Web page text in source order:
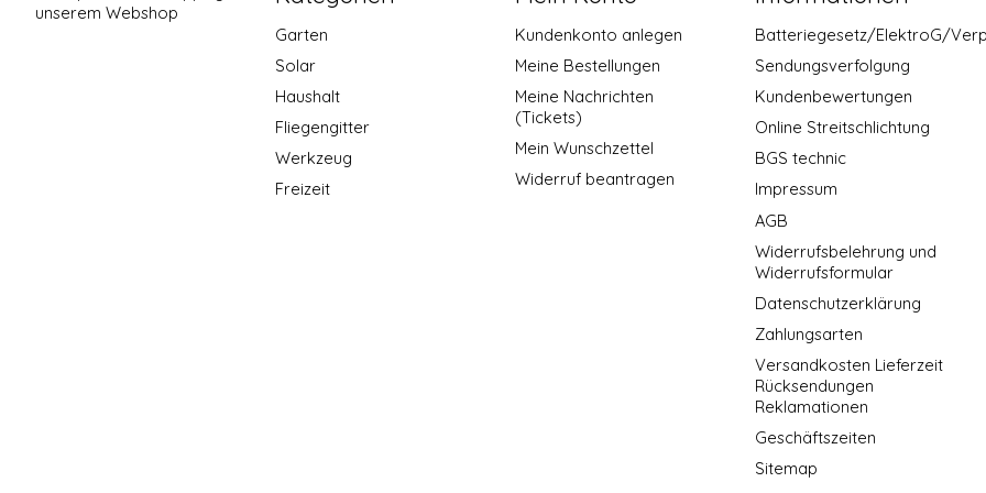
unserem Webshop
Garten
Solar
Haushalt
Fliegengitter
Werkzeug
Freizeit
Kundenkonto anlegen
Meine Bestellungen
Meine Nachrichten
(Tickets)
Mein Wunschzettel
Widerruf beantragen
Batteriegesetz/ElektroG/
Sendungsverfolgung
Kundenbewertungen
Online Streitschlichtung
BGS technic
Impressum
AGB
Widerrufsbelehrung und
Widerrufsformular
Datenschutzerklärung
Zahlungsarten
Versandkosten Lieferzeit
Rücksendungen
Reklamationen
Geschäftszeiten
Sitemap